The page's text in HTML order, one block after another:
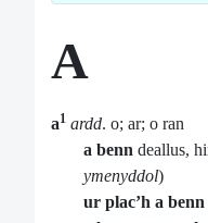
A
a1 ardd. o; ar; o ran
a benn deallus,
ymenyddol)
ur plac’h a benn